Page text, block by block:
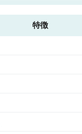
特徴